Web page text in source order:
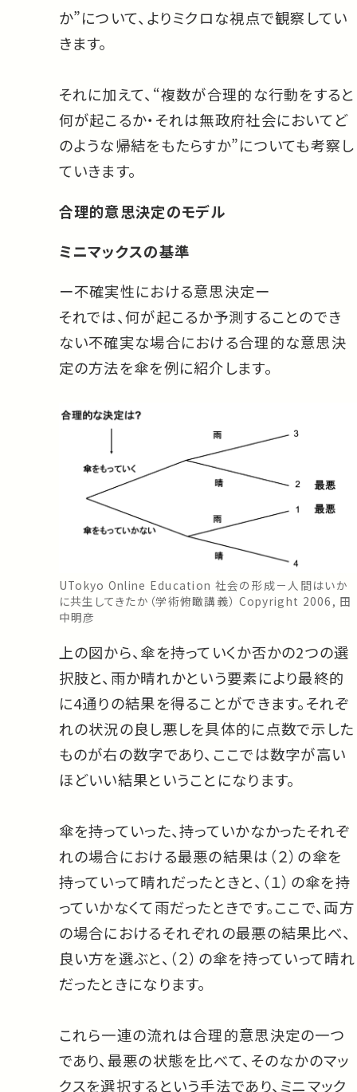
か”について、よりミクロな視点で観察してい
きます。
それに加えて、“複数が合理的な行動をすると
何が起こるか・それは無政府社会においてど
のような帰結をもたらすか”についても考察し
ていきます。
合理的意思決定のモデル
ミニマックスの基準
ー不確実性における意思決定ー
それでは、何が起こるか予測することのでき
ない不確実な場合における合理的な意思決
定の方法を傘を例に紹介します。
UTokyo Online Education 社会の形成－人間はいか
に共生してきたか（学術俯瞰講義） Copyright 2006, 田
中明彦
上の図から、傘を持っていくか否かの2つの選
択肢と、雨か晴れかという要素により最終的
に4通りの結果を得ることができます。それぞ
れの状況の良し悪しを具体的に点数で示した
ものが右の数字であり、ここでは数字が高い
ほどいい結果ということになります。
傘を持っていった、持っていかなかったそれぞ
れの場合における最悪の結果は（２）の傘を
持っていって晴れだったときと、（１）の傘を持
っていかなくて雨だったときです。ここで、両方
の場合におけるそれぞれの最悪の結果比べ、
良い方を選ぶと、（２）の傘を持っていって晴れ
だったときになります。
これら一連の流れは合理的意思決定の一つ
であり、最悪の状態を比べて、そのなかのマッ
クスを選択するという手法であり、ミニマック